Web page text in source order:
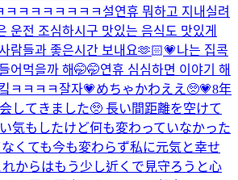
ㅋㅋㅋㅋㅋㅋㅋㅋ 설연휴 뭐하고 지내실려
운전 조심하시구 맛있는 음식도 맛있게
람들과 좋은시간 보내요🫶🏻💗나는 집콕
어먹을까 해🤭🤭연휴 심심하면 이야기 해
ㅋㅋㅋㅋ잘자💗めちゃかわええ🥺💗8年
してきました🥺 長い間距離を空けて
気もしたけど何も変わっていなかった
くても今も変わらず私に元気と幸せ
からはもう少し近くで見守ろうと心